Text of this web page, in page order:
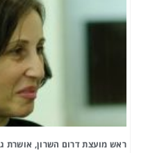
ראש מועצת דרום השרון, אושרת